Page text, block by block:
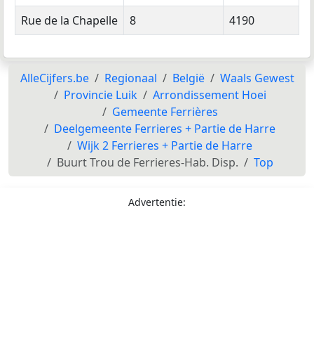
Rue de la Chapelle
8 4190
AlleCijfers.be Regionaal België
Waals Gewest
Provincie Luik
Arrondissement Hoei
Gemeente Ferrières
Deelgemeente Ferrieres + Partie de Harre
Wijk 2 Ferrieres + Partie de Harre
Buurt Trou de Ferrieres-Hab. Disp.
Top
Advertentie: